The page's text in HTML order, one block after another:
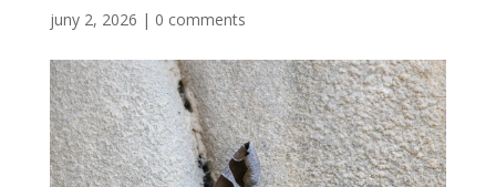
juny 2, 2026 | 0 comments